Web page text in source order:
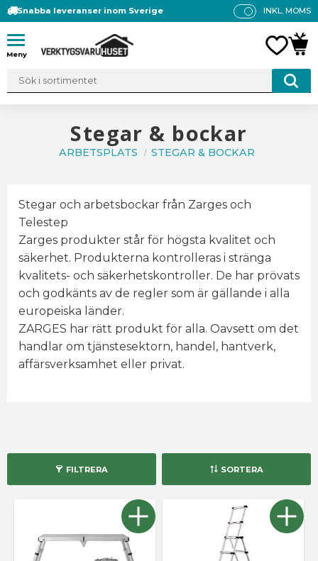
Meny
Snabba leveranser inom Sverige
P
V
A
S
INKL. MOMS
Stegar & bockar
ARBETSPLATS STEGAR & BOCKAR
Stegar och arbetsbockar från Zarges och
Telestep
Zarges produkter står för högsta kvalitet och
säkerhet. Produkterna kontrolleras i stränga
kvalitets- och säkerhetskontroller. De har prövats
och godkänts av de regler som är gällande i alla
europeiska länder.
ZARGES har rätt produkt för alla. Oavsett om det
handlar om tjänstesektorn, handel, hantverk,
affärsverksamhet eller privat.
FILTRERA SORTERA